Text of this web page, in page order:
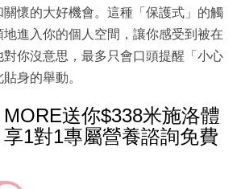
懷的大好機會。這種「保護式」的觸
進入你的個人空間，讓你感受到被在
你沒意思，最多只會口頭提醒「小心
身的舉動。
MORE送你$338米施洛體
1對1專屬營養諮詢免費